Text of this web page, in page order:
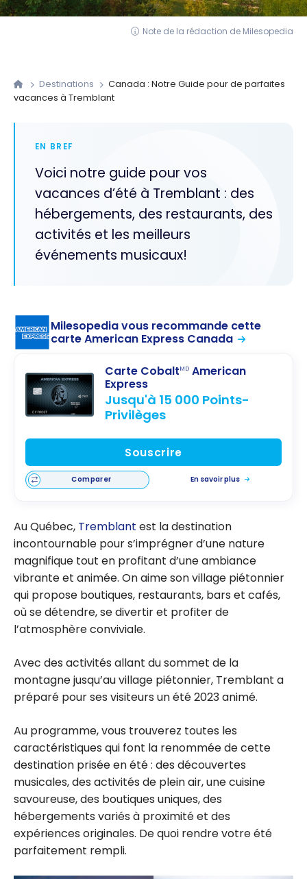
Note de la rédaction de Milesopedia
Destinations
Canada : Notre Guide pour de parfaites
vacances à Tremblant
EN BREF
Voici notre guide pour vos
vacances d’été à Tremblant : des
hébergements, des restaurants, des
activités et les meilleurs
événements musicaux!
Milesopedia vous recommande cette
carte American Express Canada
Carte CobaltMD American
Express
Jusqu'à 15 000 Points-
Privilèges
Souscrire
Comparer En savoir plus
Au Québec, Tremblant est la destination
incontournable pour s’imprégner d’une nature
magnifique tout en profitant d’une ambiance
vibrante et animée. On aime son village piétonnier
qui propose boutiques, restaurants, bars et cafés,
où se détendre, se divertir et profiter de
l’atmosphère conviviale.
Avec des activités allant du sommet de la
montagne jusqu’au village piétonnier, Tremblant a
préparé pour ses visiteurs un été 2023 animé.
Au programme, vous trouverez toutes les
caractéristiques qui font la renommée de cette
destination prisée en été : des découvertes
musicales, des activités de plein air, une cuisine
savoureuse, des boutiques uniques, des
hébergements variés à proximité et des
expériences originales. De quoi rendre votre été
parfaitement rempli.